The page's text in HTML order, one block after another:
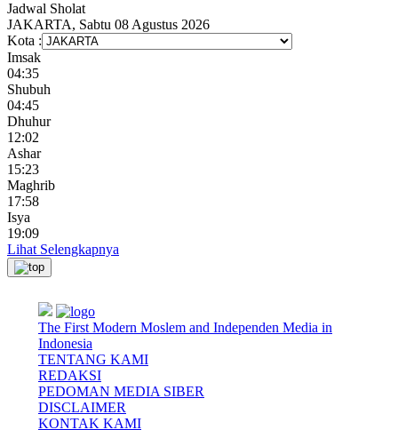
Jadwal Sholat
JAKARTA, Sabtu 08 Agustus 2026
Kota :
Imsak
04:35
Shubuh
04:45
Dhuhur
12:02
Ashar
15:23
Maghrib
17:58
Isya
19:09
Lihat Selengkapnya
The First Modern Moslem and Independen Media in
Indonesia
TENTANG KAMI
REDAKSI
PEDOMAN MEDIA SIBER
DISCLAIMER
KONTAK KAMI